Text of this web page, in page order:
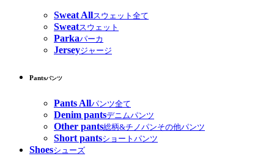
Sweat Allスウェット全て
Sweatスウェット
Parkaパーカ
Jerseyジャージ
Pantsパンツ
Pants Allパンツ全て
Denim pantsデニムパンツ
Other pants総柄&チノパンその他パンツ
Short pantsショートパンツ
Shoesシューズ